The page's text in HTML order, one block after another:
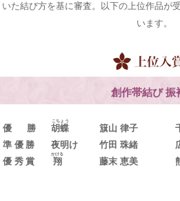
いた結び方を基に審査。以下の上位作品が
います。
創作帯結び 振
優 勝 胡蝶
こちょう
簱山 律子
準優勝
夜明け 竹田 珠緒
優秀賞
翔
かける
藤末 恵美